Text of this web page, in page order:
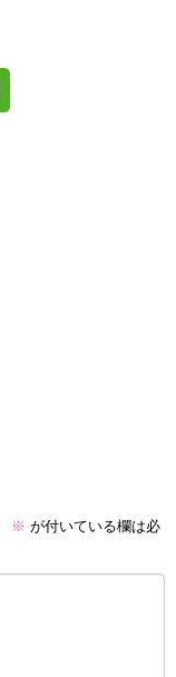
※ が付いている欄は必